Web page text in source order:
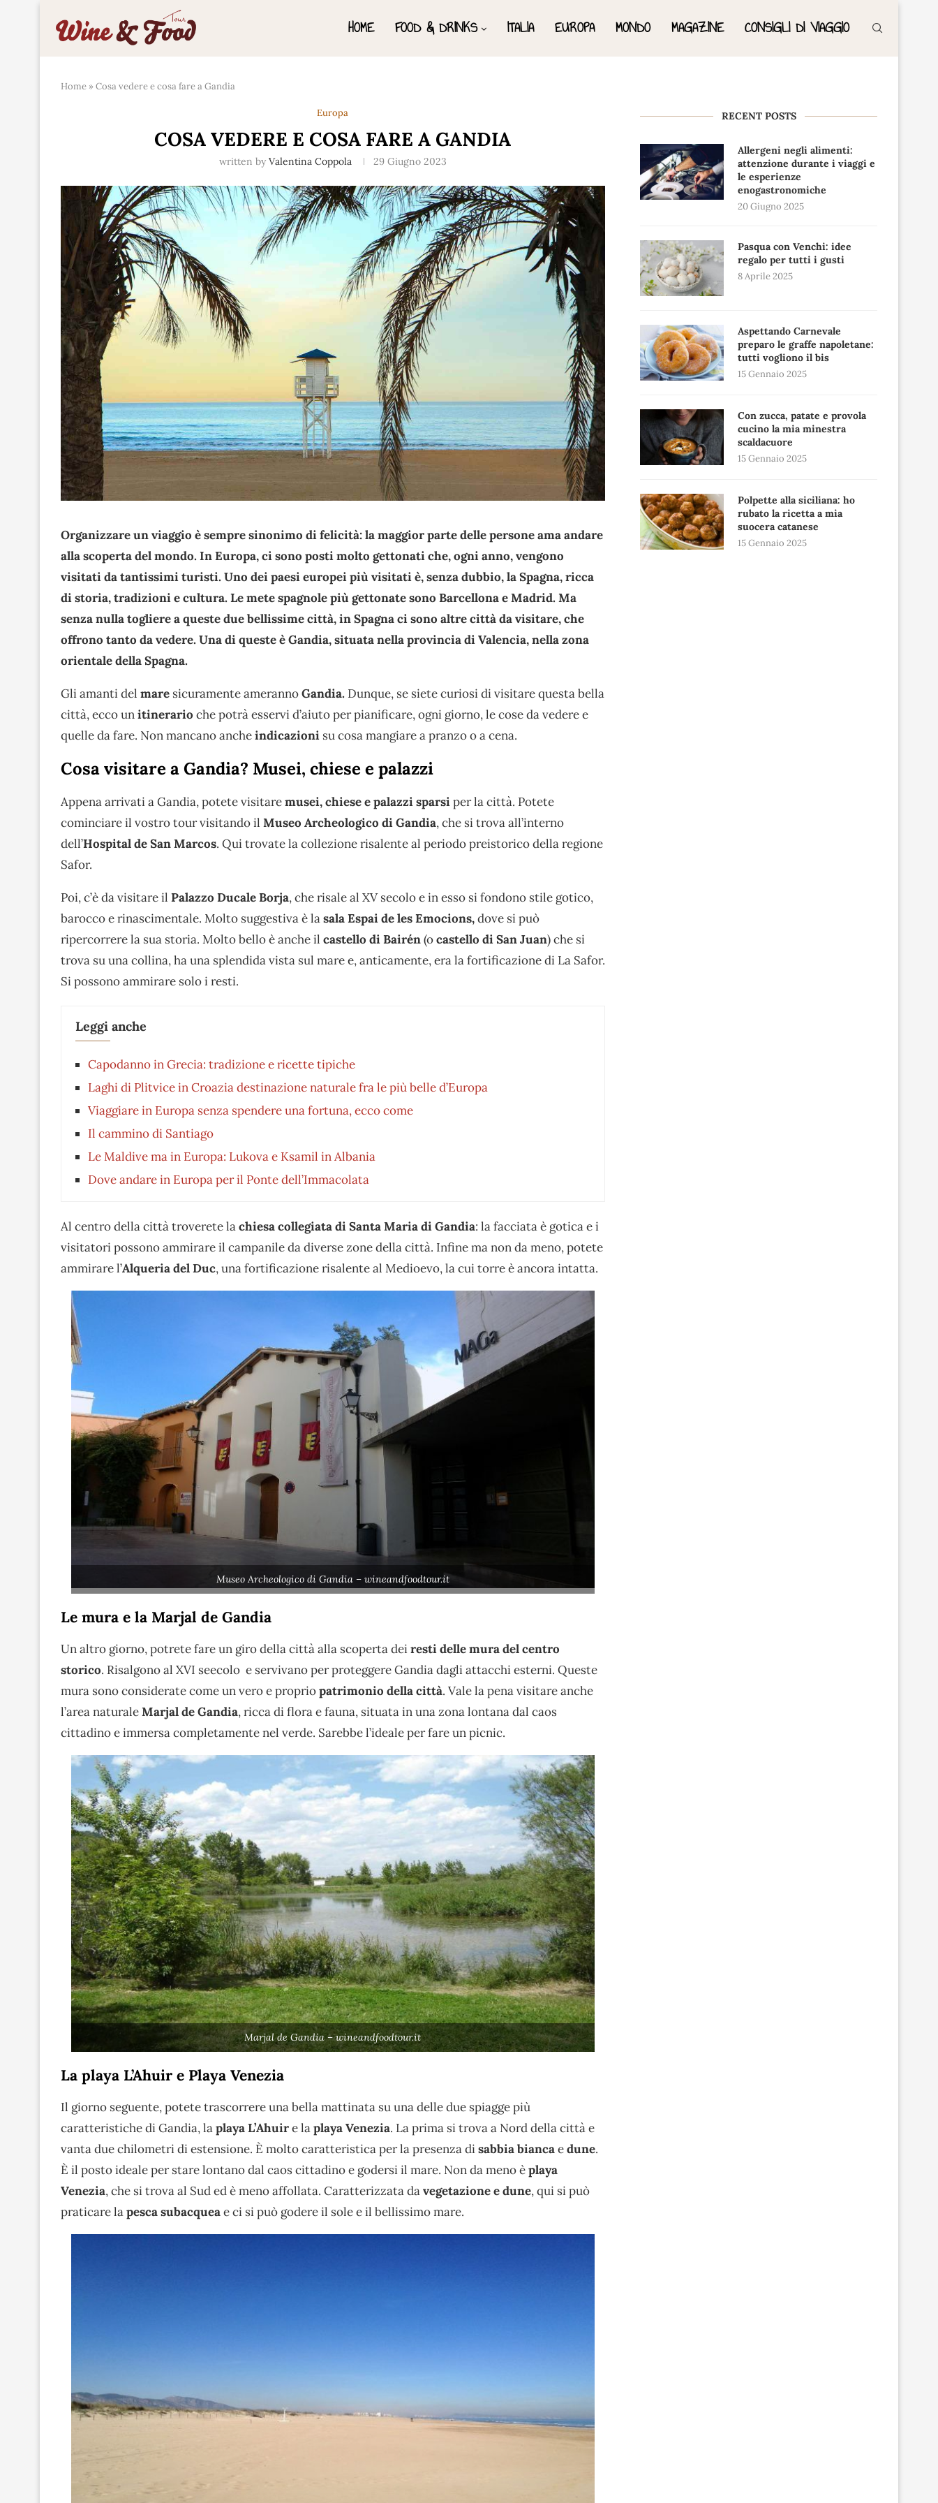
HOME FOOD & DRINKS ITALIA EUROPA MONDO MAGAZINE CONSIGLI DI VIAGGIO
Home »Cosa vedere e cosa fare a Gandia
Europa
COSA VEDERE E COSA FARE A GANDIA
written by Valentina Coppola 29 Giugno 2023
Organizzare un viaggio è sempre sinonimo di felicità: la maggior parte delle persone ama andare
alla scoperta del mondo. In Europa, ci sono posti molto gettonati che, ogni anno, vengono
visitati da tantissimi turisti. Uno dei paesi europei più visitati è, senza dubbio, la Spagna, ricca
di storia, tradizioni e cultura. Le mete spagnole più gettonate sono Barcellona e Madrid. Ma
senza nulla togliere a queste due bellissime città, in Spagna ci sono altre città da visitare, che
offrono tanto da vedere. Una di queste è Gandia, situata nella provincia di Valencia, nella zona
orientale della Spagna.
Gli amanti del mare sicuramente amerannoGandia. Dunque, se siete curiosi di visitare questa bella
città, ecco unitinerario che potrà esservi d’aiuto per pianificare, ogni giorno, le cose da vedere e
quelle da fare. Non mancano ancheindicazioni su cosa mangiare a pranzo o a cena.
Cosa visitare a Gandia? Musei, chiese e palazzi
Appena arrivati a Gandia, potete visitaremusei, chiese e palazzi sparsiper la città. Potete
cominciare il vostro tour visitando il Museo Archeologico di Gandia, che si trova all’interno
dell’Hospital de San Marcos. Qui trovate la collezione risalente al periodo preistorico della regione
Safor.
Poi, c’è da visitare il Palazzo Ducale Borja, che risale al XV secolo e in esso si fondono stile gotico,
barocco e rinascimentale. Molto suggestiva è lasala Espai de les Emocions,dove si può
ripercorrere la sua storia. Molto bello è anche il castello di Bairén(ocastello di San Juan) che si
trova su una collina, ha una splendida vista sul mare e, anticamente, era la fortificazione di La Safor.
Si possono ammirare solo i resti.
Leggi anche
Capodanno in Grecia: tradizione e ricette tipiche
Laghi di Plitvice in Croazia destinazione naturale fra le più belle d’Europa
Viaggiare in Europa senza spendere una fortuna, ecco come
Il cammino di Santiago
Le Maldive ma in Europa: Lukova e Ksamil in Albania
Dove andare in Europa per il Ponte dell’Immacolata
Al centro della città troverete lachiesa collegiata di Santa Maria di Gandia: la facciata è gotica e i
visitatori possono ammirare il campanile da diverse zone della città. Infine ma non da meno, potete
ammirare l’Alqueria del Duc, una fortificazione risalente al Medioevo, la cui torre è ancora intatta.
Museo Archeologico di Gandia – wineandfoodtour.it
Le mura e la Marjal de Gandia
Un altro giorno, potrete fare un giro della città alla scoperta deiresti delle mura del centro
storico. Risalgono al XVI seecolo e servivano per proteggere Gandia dagli attacchi esterni. Queste
mura sono considerate come un vero e propriopatrimonio della città. Vale la pena visitare anche
l’area naturaleMarjal de Gandia, ricca di flora e fauna, situata in una zona lontana dal caos
cittadino e immersa completamente nel verde. Sarebbe l’ideale per fare un picnic.
Marjal de Gandia – wineandfoodtour.it
La playa L’Ahuir e Playa Venezia
Il giorno seguente, potete trascorrere una bella mattinata su una delle due spiagge più
caratteristiche di Gandia, laplaya L’Ahuire laplaya Venezia. La prima si trova a Nord della città e
vanta due chilometri di estensione. È molto caratteristica per la presenza disabbia biancaedune.
È il posto ideale per stare lontano dal caos cittadino e godersi il mare. Non da meno èplaya
Venezia, che si trova al Sud ed è meno affollata. Caratterizzata davegetazione e dune, qui si può
praticare lapesca subacqueae ci si può godere il sole e il bellissimo mare.
RECENT POSTS
Allergeni negli alimenti:
attenzione durante i viaggi e
le esperienze
enogastronomiche
20 Giugno 2025
Pasqua con Venchi: idee
regalo per tutti i gusti
8 Aprile 2025
Aspettando Carnevale
preparo le graffe napoletane:
tutti vogliono il bis
15 Gennaio 2025
Con zucca, patate e provola
cucino la mia minestra
scaldacuore
15 Gennaio 2025
Polpette alla siciliana: ho
rubato la ricetta a mia
suocera catanese
15 Gennaio 2025